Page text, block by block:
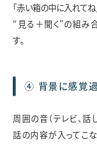
「赤い箱の中に入れて
“見る＋聞く”の組み
す。
④ 背景に感覚
周囲の音（テレビ、話
話の内容が入ってこ